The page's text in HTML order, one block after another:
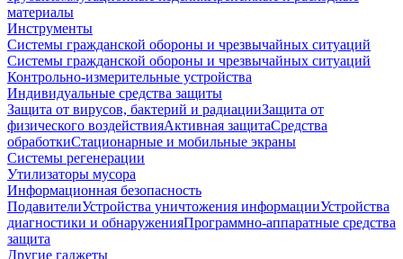
материалы
Инструменты
Системы гражданской обороны и чрезвычайных ситуаций
Системы гражданской обороны и чрезвычайных ситуаций
Контрольно-измерительные устройства
Индивидуальные средства защиты
Защита от вирусов, бактерий и радиацииЗащита от
физического воздействияАктивная защитаСредства
обработкиСтационарные и мобильные экраны
Системы регенерации
Утилизаторы мусора
Информационная безопасность
ПодавителиУстройства уничтожения информацииУстройства
диагностики и обнаруженияПрограммно-аппаратные средства
защита
Другие гаджеты